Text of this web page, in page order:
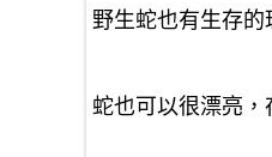
野生蛇也有生存的
蛇也可以很漂亮，